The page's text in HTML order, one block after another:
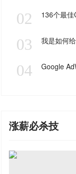
02 136个最
03 我是如何
04 Google
涨薪必杀技